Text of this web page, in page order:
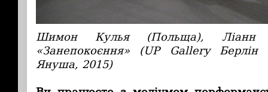
Шимон Кулья (Польща), Ліанн
«Занепокоєння» (UP Gallery Берлін
Януша, 2015)